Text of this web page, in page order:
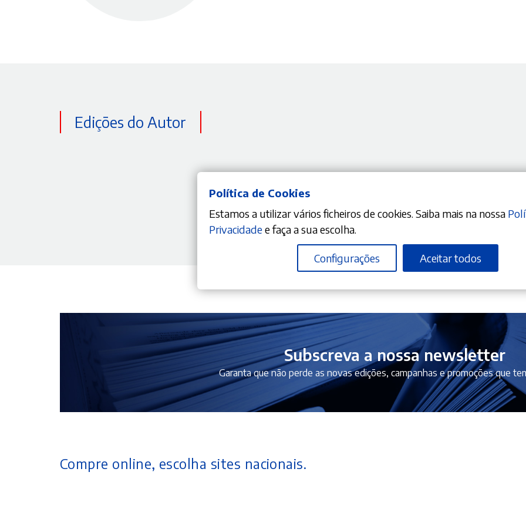
Edições do Autor
Subscreva a nossa newsletter
Garanta que não perde as novas edições, campanhas e promoções que
Compre online, escolha sites nacionais.
Política de Cookies
Estamos a utilizar vários ficheiros de cookies. Saiba mais na nossa
Privacidadee faça a sua escolha.
Configurações Aceitar todos